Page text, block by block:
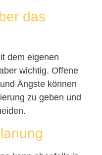
das
dem eigenen
wichtig. Offene
Ängste können
zu geben und